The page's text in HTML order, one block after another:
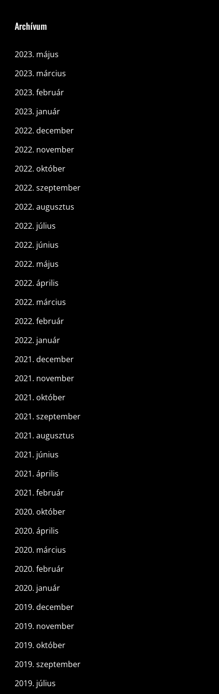
Archívum
2023. május
2023. március
2023. február
2023. január
2022. december
2022. november
2022. október
2022. szeptember
2022. augusztus
2022. július
2022. június
2022. május
2022. április
2022. március
2022. február
2022. január
2021. december
2021. november
2021. október
2021. szeptember
2021. augusztus
2021. június
2021. április
2021. február
2020. október
2020. április
2020. március
2020. február
2020. január
2019. december
2019. november
2019. október
2019. szeptember
2019. július